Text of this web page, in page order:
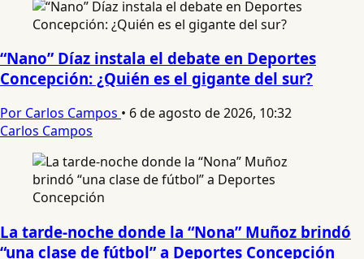
“Nano” Díaz instala el debate en Deportes
Concepción: ¿Quién es el gigante del sur?
Por Carlos Campos • 6 de agosto de 2026, 10:32
Carlos Campos
La tarde-noche donde la “Nona” Muñoz brindó
“una clase de fútbol” a Deportes Concepción